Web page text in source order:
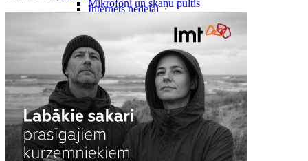
Internets nedēļai
Internets dienai
Noderīgi
Maksas un tarifi Latvijā
Maksas un tarifi ārzemēs
LMT Kartes iespējas
Kur nopirkt
Kā kļūt par LMT klientu
eSIM tehnoloģija
Citi pakalpojumi
Mikrofoni un skaņu pultis
Nomaksas līgums
Planšetes